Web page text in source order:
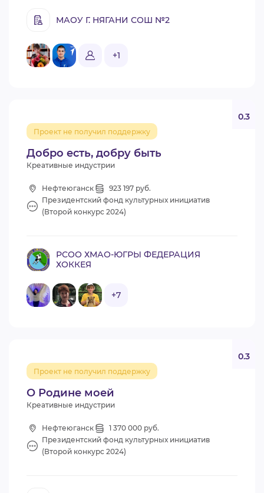
МАОУ Г. НЯГАНИ СОШ №2
+1
Добро есть, добру быть
Проект не получил поддержку
0.3
Креативные индустрии
Нефтеюганск
923 197 руб.
Президентский фонд культурных инициатив
(Второй конкурс 2024)
РСОО ХМАО-ЮГРЫ ФЕДЕРАЦИЯ
ХОККЕЯ
+7
О Родине моей
Проект не получил поддержку
0.3
Креативные индустрии
Нефтеюганск
1 370 000 руб.
Президентский фонд культурных инициатив
(Второй конкурс 2024)